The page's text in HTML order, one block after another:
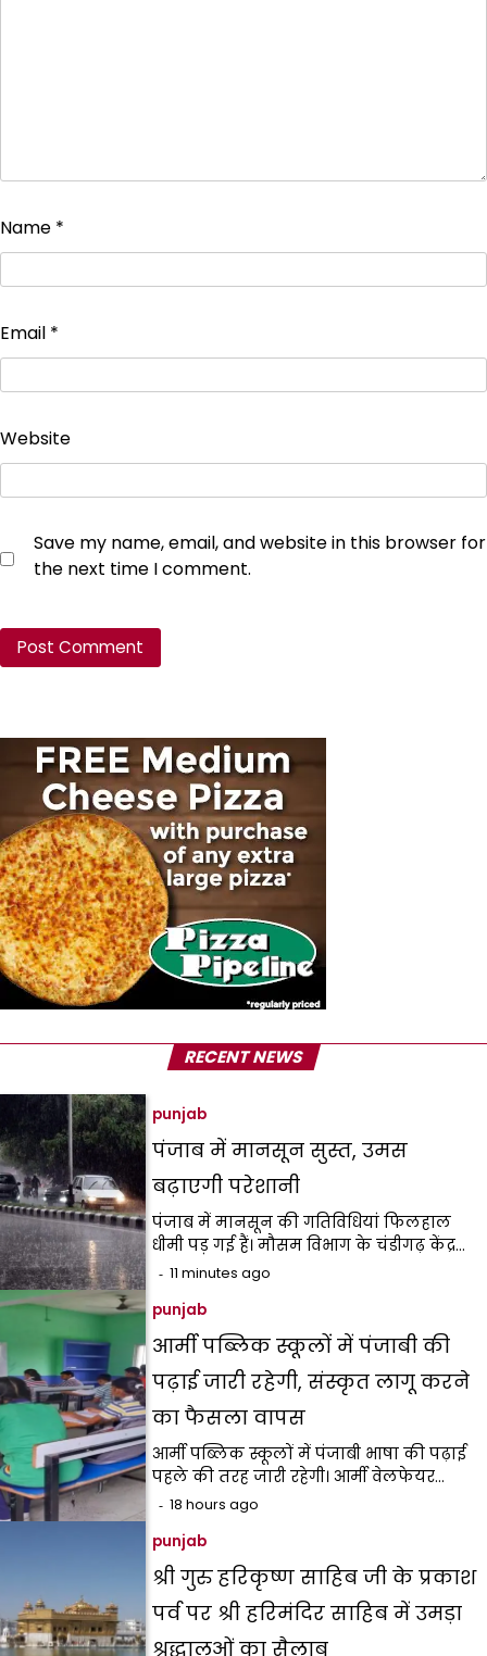
Name *
Email *
Website
Save my name, email, and website in this browser for
the next time I comment.
RECENT NEWS
punjab
पंजाब में मानसून सुस्त, उमस
बढ़ाएगी परेशानी
पंजाब में मानसून की गतिविधियां फिलहाल
धीमी पड़ गई हैं। मौसम विभाग के चंडीगढ़ केंद्र…
11 minutes ago
punjab
आर्मी पब्लिक स्कूलों में पंजाबी की
पढ़ाई जारी रहेगी, संस्कृत लागू करने
का फैसला वापस
आर्मी पब्लिक स्कूलों में पंजाबी भाषा की पढ़ाई
पहले की तरह जारी रहेगी। आर्मी वेलफेयर…
18 hours ago
punjab
श्री गुरु हरिकृष्ण साहिब जी के प्रकाश
पर्व पर श्री हरिमंदिर साहिब में उमड़ा
श्रद्धालुओं का सैलाब